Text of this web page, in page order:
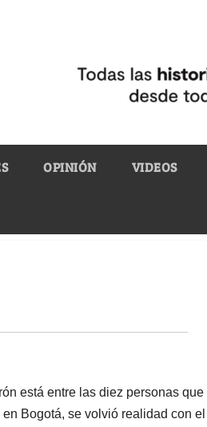
OPINIÓN VIDEOS
está entre las diez personas que
Bogotá, se volvió realidad con el